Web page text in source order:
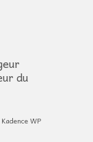
Kadence WP